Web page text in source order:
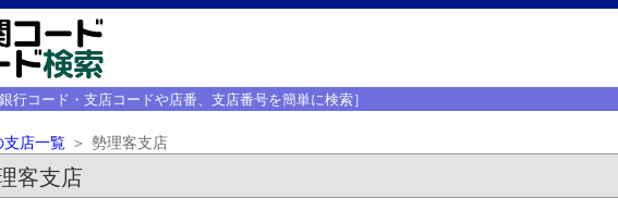
行コード・支店コードや店番、支店番号を簡単に検索］
支店一覧 勢理客支店
客支店